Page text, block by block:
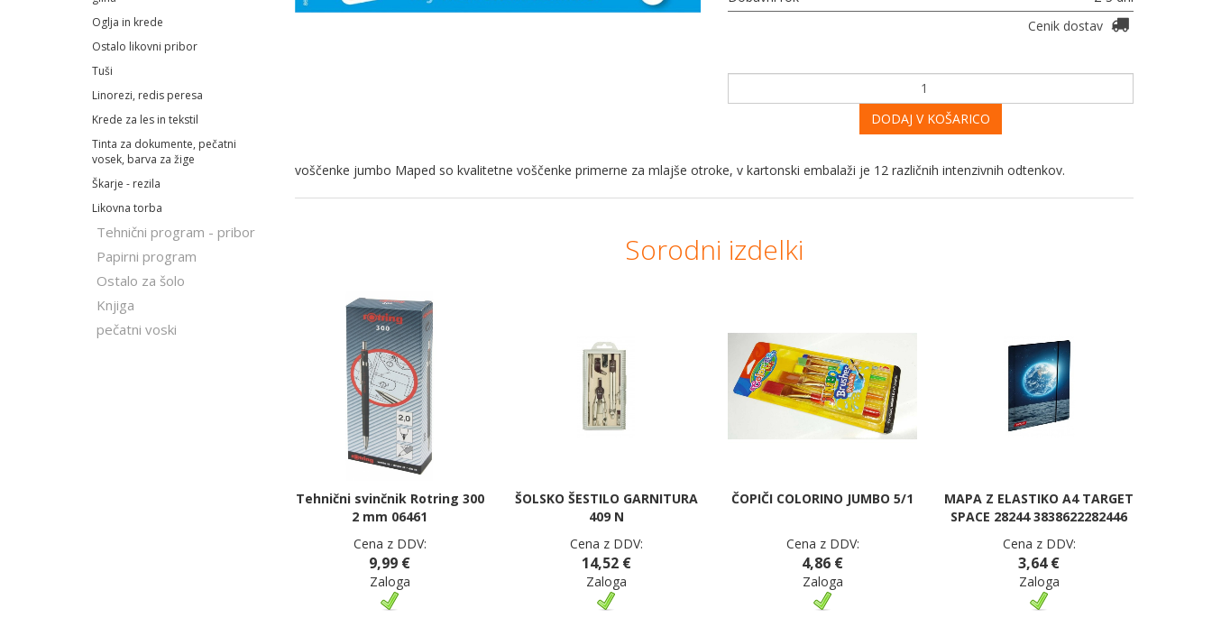
Oglja in krede
Ostalo likovni pribor
Tuši
Linorezi, redis peresa
Krede za les in tekstil
Tinta za dokumente, pečatni
vosek, barva za žige
Škarje - rezila
Likovna torba
Tehnični program - pribor
Papirni program
Ostalo za šolo
Knjiga
pečatni voski
Cenik dostav
DODAJ V KOŠARICO
voščenke jumbo Maped so kvalitetne voščenke primerne za mlajše otroke, v kartonski embalaži je 12 različnih intenzivnih odtenkov.
Sorodni izdelki
Tehnični svinčnik Rotring 300
2 mm 06461
Cena z DDV:
9,99 €
Zaloga
ŠOLSKO ŠESTILO GARNITURA
409 N
Cena z DDV:
14,52 €
Zaloga
ČOPIČI COLORINO JUMBO 5/1
Cena z DDV:
4,86 €
Zaloga
MAPA Z ELASTIKO A4 TARGET
SPACE 28244 3838622282446
Cena z DDV:
3,64 €
Zaloga